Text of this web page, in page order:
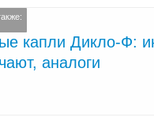
капли Дикло-Ф:
аналоги